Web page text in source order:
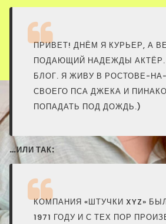
ПРИВЕТ! ДНЁМ Я КУРЬЕР, А
ПОДАЮЩИЙ НАДЕЖДЫ
БЛОГ. Я ЖИВУ В РОСТОВЕ-
СВОЕГО ПСА ДЖЕКА И
ПОПАДАТЬ ПОД ДОЖДЬ.)
…ИЛИ ТАК:
КОМПАНИЯ «ШТУЧКИ XYZ»
1971 ГОДУ И С ТЕХ ПОР